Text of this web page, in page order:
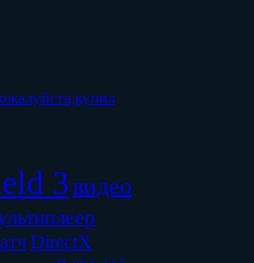
3видео
DirectX